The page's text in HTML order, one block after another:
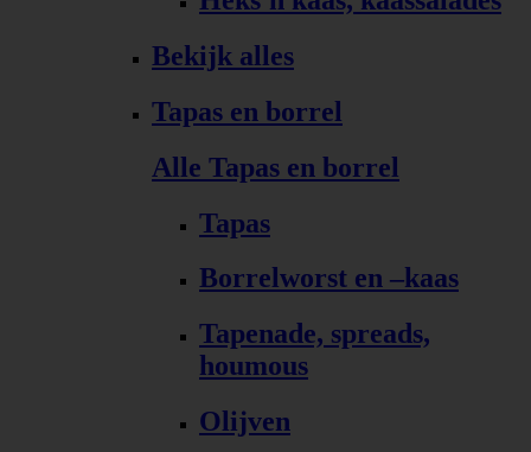
Bekijk alles
Tapas en borrel
Alle Tapas en borrel
Tapas
Borrelworst en –kaas
Tapenade, spreads,
houmous
Olijven